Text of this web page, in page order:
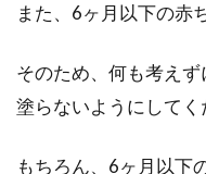
また、6ヶ月以下の赤
そのため、何も考え
塗らないようにしてく
もちろん、6ヶ月以下